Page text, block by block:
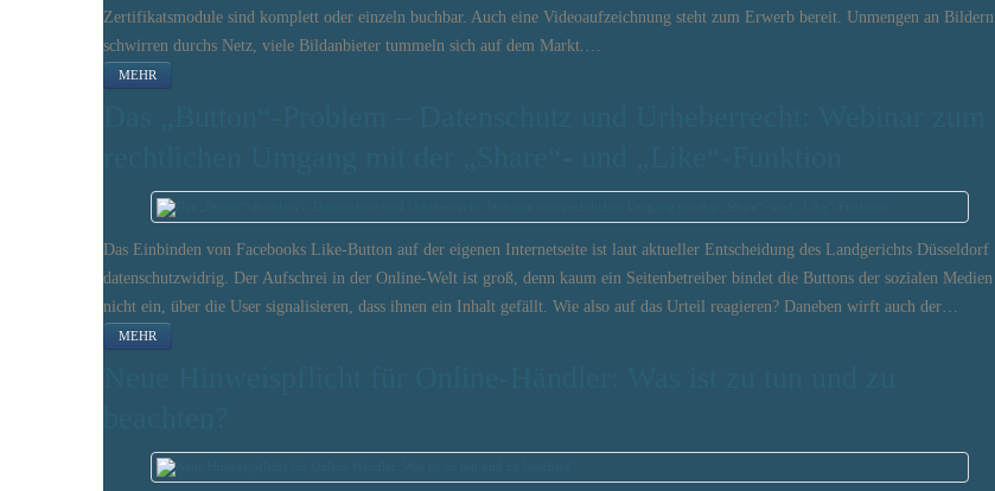
Zertifikatsmodule sind komplett oder einzeln buchbar. Auch eine Videoaufzeichnung steht zum Erwerb bereit. Unmengen an Bildern
schwirren durchs Netz, viele Bildanbieter tummeln sich auf dem Markt.…
MEHR
Das Einbinden von Facebooks Like-Button auf der eigenen Internetseite ist laut aktueller Entscheidung des Landgerichts Düsseldorf
datenschutzwidrig. Der Aufschrei in der Online-Welt ist groß, denn kaum ein Seitenbetreiber bindet die Buttons der sozialen Medien
nicht ein, über die User signalisieren, dass ihnen ein Inhalt gefällt. Wie also auf das Urteil reagieren? Daneben wirft auch der…
MEHR